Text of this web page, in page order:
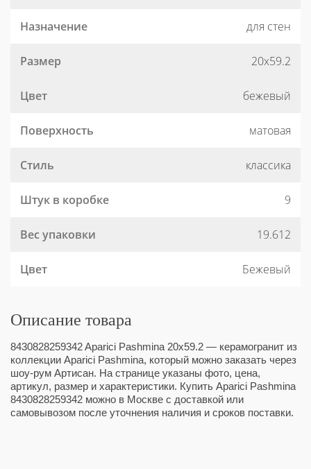
Назначение для стен
Размер 20x59.2
Цвет бежевый
Поверхность матовая
Стиль классика
Штук в коробке 9
Вес упаковки 19.612
Цвет Бежевый
Описание товара
8430828259342 Aparici Pashmina 20x59.2 — керамогранит из
коллекции Aparici Pashmina, который можно заказать через
шоу-рум Артисан. На странице указаны фото, цена,
артикул, размер и характеристики. Купить Aparici Pashmina
8430828259342 можно в Москве с доставкой или
самовывозом после уточнения наличия и сроков поставки.